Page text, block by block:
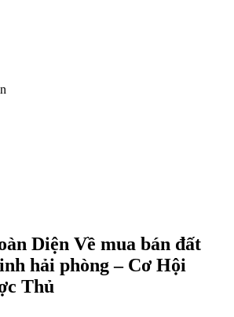
Diện Về mua bán đất
hải phòng – Cơ Hội
Thủ